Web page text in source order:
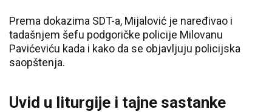
Prema dokazima SDT-a, Mijalović je naređivao i
tadašnjem šefu podgoričke policije Milovanu
Pavićeviću kada i kako da se objavljuju policijska
saopštenja.
Uvid u liturgije i tajne sastanke